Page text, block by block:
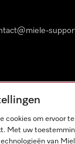
cookies om ervoor
Met uw
van